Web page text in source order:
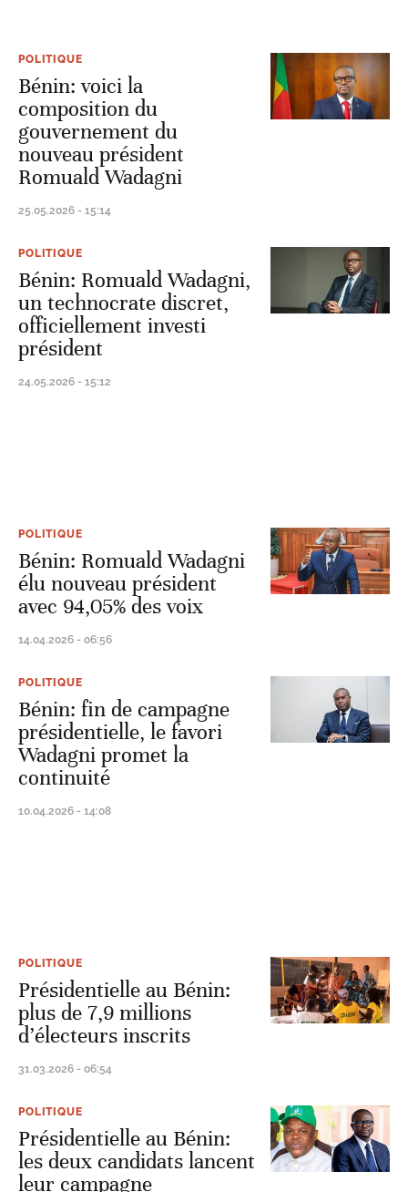
POLITIQUE
Bénin: voici la
composition du
gouvernement du
nouveau président
Romuald Wadagni
25.05.2026 - 15:14
POLITIQUE
Bénin: Romuald Wadagni,
un technocrate discret,
officiellement investi
président
24.05.2026 - 15:12
POLITIQUE
Bénin: Romuald Wadagni
élu nouveau président
avec 94,05% des voix
14.04.2026 - 06:56
POLITIQUE
Bénin: fin de campagne
présidentielle, le favori
Wadagni promet la
continuité
10.04.2026 - 14:08
POLITIQUE
Présidentielle au Bénin:
plus de 7,9 millions
d’électeurs inscrits
31.03.2026 - 06:54
POLITIQUE
Présidentielle au Bénin:
les deux candidats lancent
leur campagne